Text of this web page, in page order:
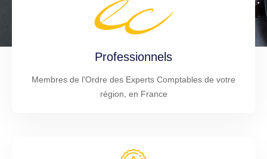
Professionnels
Membres de l'Ordre des Experts Comptables de votre
région, en France